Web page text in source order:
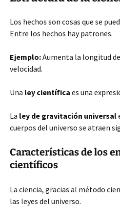
Los hechos son cosas que se
Entre los hechos hay patrones.
Ejemplo:Aumenta la longitud
velocidad.
Una ley científica es una
La ley de gravitación universal
cuerpos del universo se atraen
Características de los
científicos
La ciencia, gracias al método
las leyes del universo.